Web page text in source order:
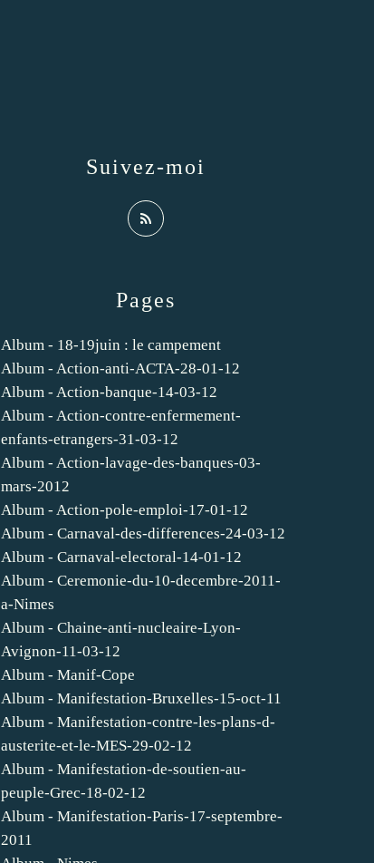
Pages
Album - 18-19juin : le campement
Album - Action-anti-ACTA-28-01-12
Album - Action-banque-14-03-12
Album - Action-contre-enfermement-
enfants-etrangers-31-03-12
Album - Action-lavage-des-banques-03-
mars-2012
Album - Action-pole-emploi-17-01-12
Album - Carnaval-des-differences-24-03-12
Album - Carnaval-electoral-14-01-12
Album - Ceremonie-du-10-decembre-2011-
a-Nimes
Album - Chaine-anti-nucleaire-Lyon-
Avignon-11-03-12
Album - Manif-Cope
Album - Manifestation-Bruxelles-15-oct-11
Album - Manifestation-contre-les-plans-d-
austerite-et-le-MES-29-02-12
Album - Manifestation-de-soutien-au-
peuple-Grec-18-02-12
Album - Manifestation-Paris-17-septembre-
2011
Suivez-moi